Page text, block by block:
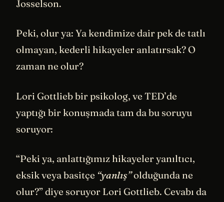
Josselson.
Peki, olur ya: Ya kendimize dair pek de tatlı
olmayan, kederli hikayeler anlatırsak? O
zaman ne olur?
Lori Gottlieb bir psikolog, ve TED’de
yaptığı bir konuşmada tam da bu soruyu
soruyor:
“Peki ya, anlattığımız hikayeler yanıltıcı,
eksik veya basitçe “yanlış”olduğunda ne
olur?” diye soruyor Lori Gottlieb. Cevabı da